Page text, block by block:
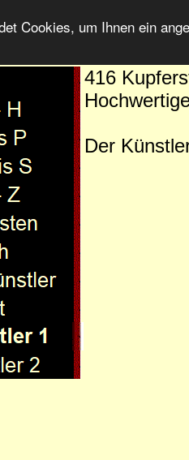
Cookies, um Ihnen ein
416
Der